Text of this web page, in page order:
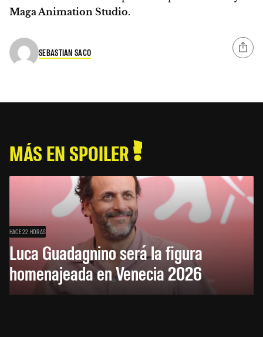
Maga Animation Studio.
SEBASTIAN SACO
MÁS EN SPOILER
HACE 22 HORAS
Luca Guadagnino será la figura
homenajeada en Venecia 2026